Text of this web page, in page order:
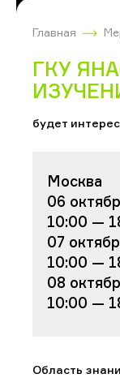
Главная
ГКУ
будет
Москва
06
10:00 —
07
10:00 —
08
10:00 —
Область